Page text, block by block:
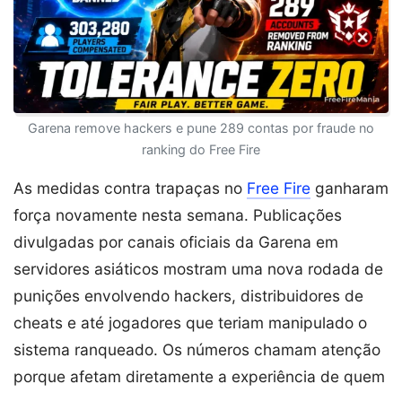
Garena remove hackers e pune 289 contas por fraude no
ranking do Free Fire
As medidas contra trapaças no Free Fire ganharam
força novamente nesta semana. Publicações
divulgadas por canais oficiais da Garena em
servidores asiáticos mostram uma nova rodada de
punições envolvendo hackers, distribuidores de
cheats e até jogadores que teriam manipulado o
sistema ranqueado. Os números chamam atenção
porque afetam diretamente a experiência de quem